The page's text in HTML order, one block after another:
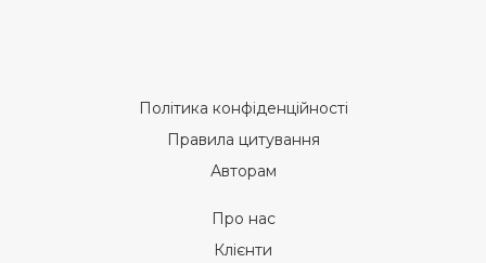
Політика конфіденційності
Правила цитування
Авторам
Про нас
Клієнти